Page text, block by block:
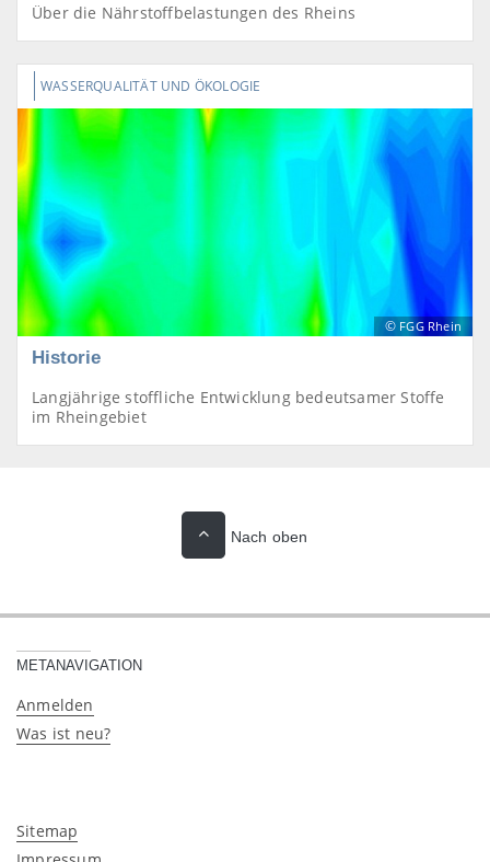
Über die Nährstoffbelastungen des Rheins
WASSERQUALITÄT UND ÖKOLOGIE
© FGG Rhein
Historie
Langjährige stoffliche Entwicklung bedeutsamer Stoffe
im Rheingebiet
Nach oben
METANAVIGATION
Anmelden
Was ist neu?
Sitemap